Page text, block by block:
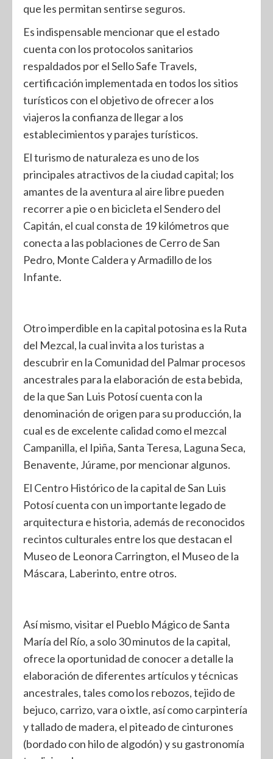
que les permitan sentirse seguros.
Es indispensable mencionar que el estado
cuenta con los protocolos sanitarios
respaldados por el Sello Safe Travels,
certificación implementada en todos los sitios
turísticos con el objetivo de ofrecer a los
viajeros la confianza de llegar a los
establecimientos y parajes turísticos.
El turismo de naturaleza es uno de los
principales atractivos de la ciudad capital; los
amantes de la aventura al aire libre pueden
recorrer a pie o en bicicleta el Sendero del
Capitán, el cual consta de 19 kilómetros que
conecta a las poblaciones de Cerro de San
Pedro, Monte Caldera y Armadillo de los
Infante.
Otro imperdible en la capital potosina es la Ruta
del Mezcal, la cual invita a los turistas a
descubrir en la Comunidad del Palmar procesos
ancestrales para la elaboración de esta bebida,
de la que San Luis Potosí cuenta con la
denominación de origen para su producción, la
cual es de excelente calidad como el mezcal
Campanilla, el Ipiña, Santa Teresa, Laguna Seca,
Benavente, Júrame, por mencionar algunos.
El Centro Histórico de la capital de San Luis
Potosí cuenta con un importante legado de
arquitectura e historia, además de reconocidos
recintos culturales entre los que destacan el
Museo de Leonora Carrington, el Museo de la
Máscara, Laberinto, entre otros.
Así mismo, visitar el Pueblo Mágico de Santa
María del Río, a solo 30 minutos de la capital,
ofrece la oportunidad de conocer a detalle la
elaboración de diferentes artículos y técnicas
ancestrales, tales como los rebozos, tejido de
bejuco, carrizo, vara o ixtle, así como carpintería
y tallado de madera, el piteado de cinturones
(bordado con hilo de algodón) y su gastronomía